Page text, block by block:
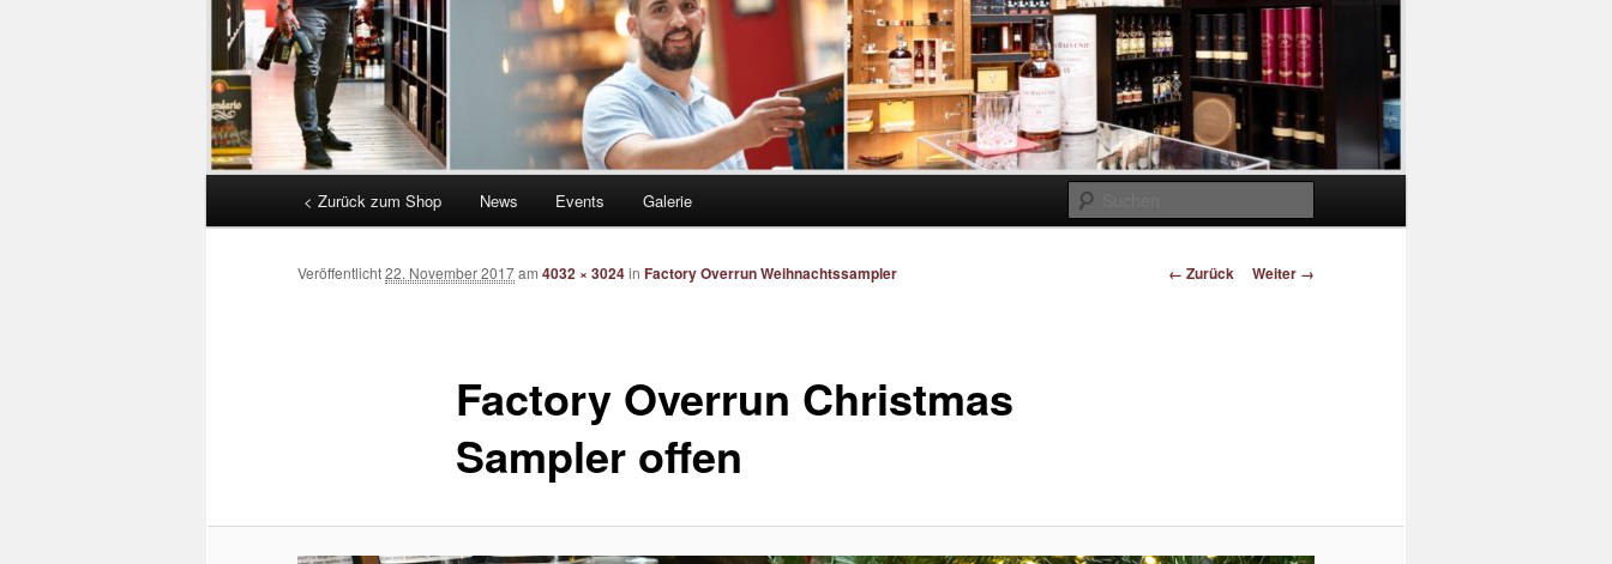
< Zurück zum Shop News Events Galerie
Bilder-
← Zurück Weiter →
Factory Overrun Christmas
Sampler offen
Veröffentlicht22. November 2017am 4032 × 3024in Factory Overrun Weihnachtssampler